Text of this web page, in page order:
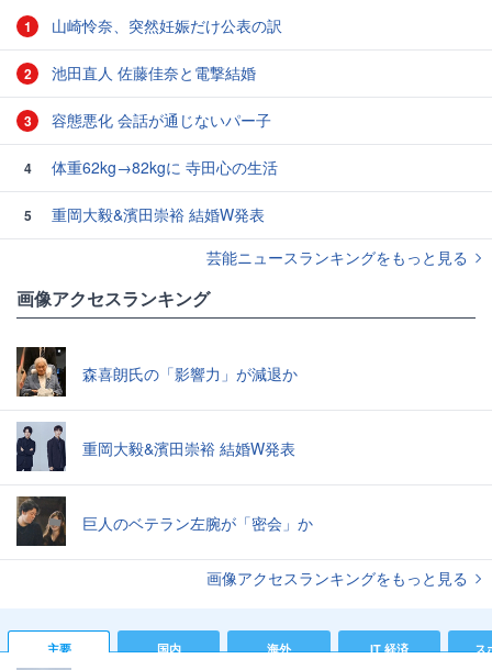
1 山崎怜奈、突然妊娠だけ公表の訳
2 池田直人 佐藤佳奈と電撃結婚
3 容態悪化 会話が通じないパー子
4 体重62kg→82kgに 寺田心の生活
5
重岡大毅&濱田崇裕 結婚W発表
芸能ニュースランキングをもっと見る
画像アクセスランキング
森喜朗氏の「影響力」が減退か
重岡大毅&濱田崇裕 結婚W発表
巨人のベテラン左腕が「密会」か
画像アクセスランキングをもっと見る
主要 国内 海外 IT 経済 ス